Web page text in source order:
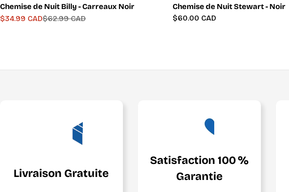
Chemise de Nuit Billy - Carreaux Noir
Prix
$34.99 CAD
Prix $62.99 CAD
Chemise de Nuit Stewart - Noir
Prix
$60.00 CAD
Livraison Gratuite
Satisfaction 100 %
Garantie